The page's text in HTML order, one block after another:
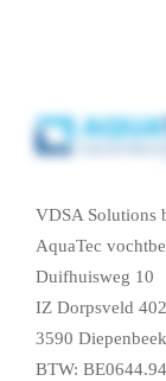
VDSA Solutions
AquaTec
Duifhuisweg 10
IZ Dorpsveld
3590 Diepenbeek
BTW: